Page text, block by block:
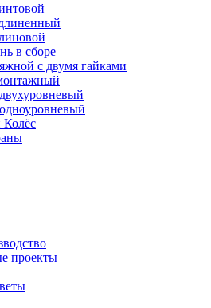
в сборе
с двумя гайками
проекты